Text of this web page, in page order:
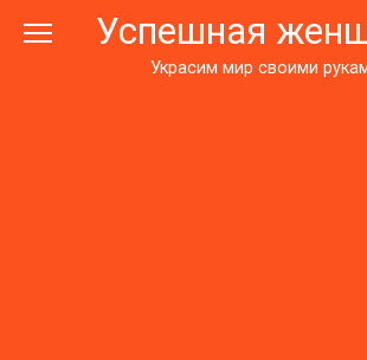
Успешная
Украсим мир своими